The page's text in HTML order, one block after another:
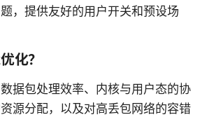
，提供友好的用户开关和预设场
化？
据包处理效率、内核与用户态的协
源分配，以及对高丢包网络的容错